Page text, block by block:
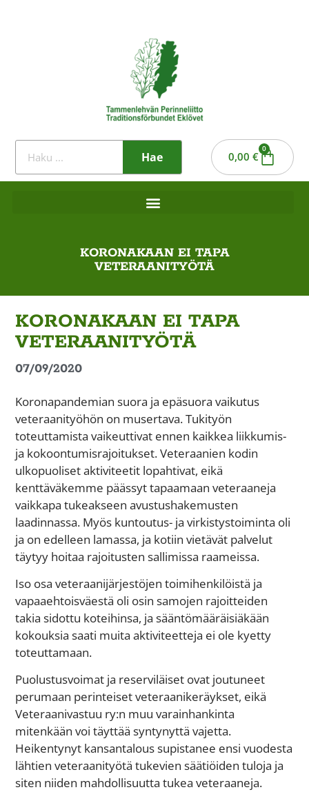
Hae 0,00 €
0
KORONAKAAN EI TAPA
VETERAANITYÖTÄ
KORONAKAAN EI TAPA
VETERAANITYÖTÄ
07/09/2020
Koronapandemian suora ja epäsuora vaikutus
veteraanityöhön on musertava. Tukityön
toteuttamista vaikeuttivat ennen kaikkea liikkumis-
ja kokoontumisrajoitukset. Veteraanien kodin
ulkopuoliset aktiviteetit lopahtivat, eikä
kenttäväkemme päässyt tapaamaan veteraaneja
vaikkapa tukeakseen avustushakemusten
laadinnassa. Myös kuntoutus- ja virkistystoiminta oli
ja on edelleen lamassa, ja kotiin vietävät palvelut
täytyy hoitaa rajoitusten sallimissa raameissa.
Iso osa veteraanijärjestöjen toimihenkilöistä ja
vapaaehtoisväestä oli osin samojen rajoitteiden
takia sidottu koteihinsa, ja sääntömääräisiäkään
kokouksia saati muita aktiviteetteja ei ole kyetty
toteuttamaan.
Puolustusvoimat ja reserviläiset ovat joutuneet
perumaan perinteiset veteraanikeräykset, eikä
Veteraanivastuu ry:n muu varainhankinta
mitenkään voi täyttää syntynyttä vajetta.
Heikentynyt kansantalous supistanee ensi vuodesta
lähtien veteraanityötä tukevien säätiöiden tuloja ja
siten niiden mahdollisuutta tukea veteraaneja.